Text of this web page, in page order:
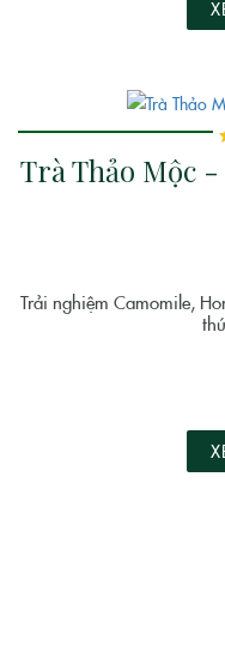
Trà Thảo Mộc
Trải nghiệm Camomile,